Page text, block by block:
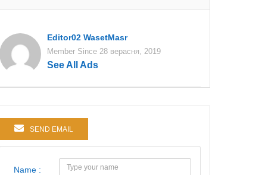
Editor02 WasetMasr
Member Since 28 верасня, 2019
See All Ads
SEND EMAIL
Name :